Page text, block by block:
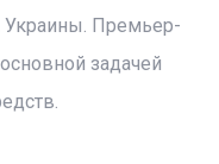
Украины. Премьер-
задачей